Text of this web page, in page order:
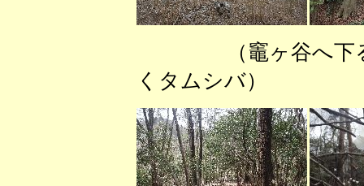
（竈ヶ谷へ
くタムシバ）